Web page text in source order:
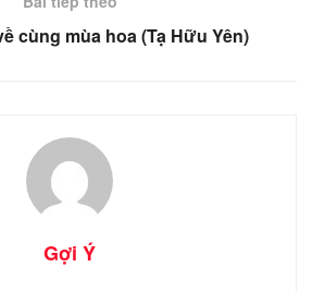
cùng mùa hoa (Tạ Hữu Yên)
Gợi Ý